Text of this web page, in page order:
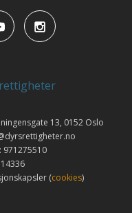
13, 0152 Oslo
971275510
(cookies)